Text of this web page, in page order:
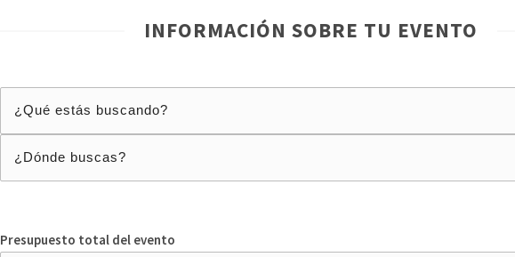
INFORMACIÓN SOBRE TU EVENTO
Presupuesto total del evento